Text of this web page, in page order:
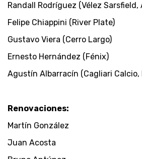
Randall Rodríguez (Vélez
Felipe Chiappini (River Plate)
Gustavo Viera (Cerro Largo)
Ernesto Hernández (Fénix)
Agustín Albarracín (Cagliari Calcio,
Renovaciones:
Martín González
Juan Acosta